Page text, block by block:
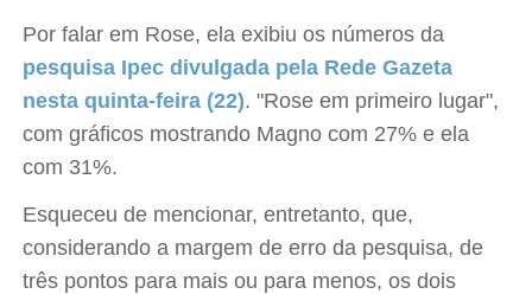
Por falar em Rose, ela exibiu os números da
pesquisa Ipec divulgada pela Rede Gazeta
nesta quinta-feira (22). "Rose em primeiro lugar",
com gráficos mostrando Magno com 27% e ela
com 31%.
Esqueceu de mencionar, entretanto, que,
considerando a margem de erro da pesquisa, de
três pontos para mais ou para menos, os dois